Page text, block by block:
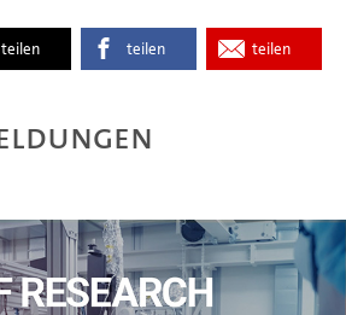
teilen teilen teilen